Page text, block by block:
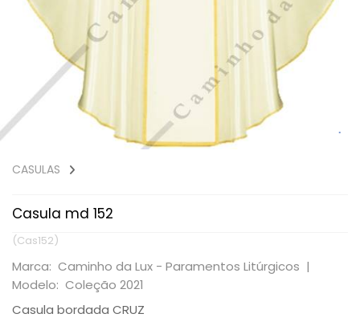
CASULAS
Casula md 152
(Cas152)
Marca: Caminho da Lux - Paramentos Litúrgicos |
Modelo: Coleção 2021
Casula bordada CRUZ